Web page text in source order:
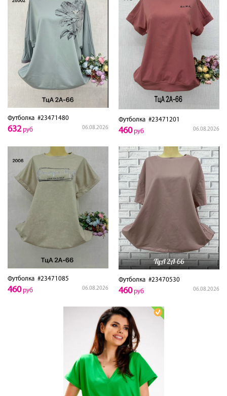
Футболка #23471480
06.08.2026
632руб
Футболка #23471201
06.08.2026
460руб
Футболка #23471085
06.08.2026
460руб
Футболка #23470530
06.08.2026
460руб